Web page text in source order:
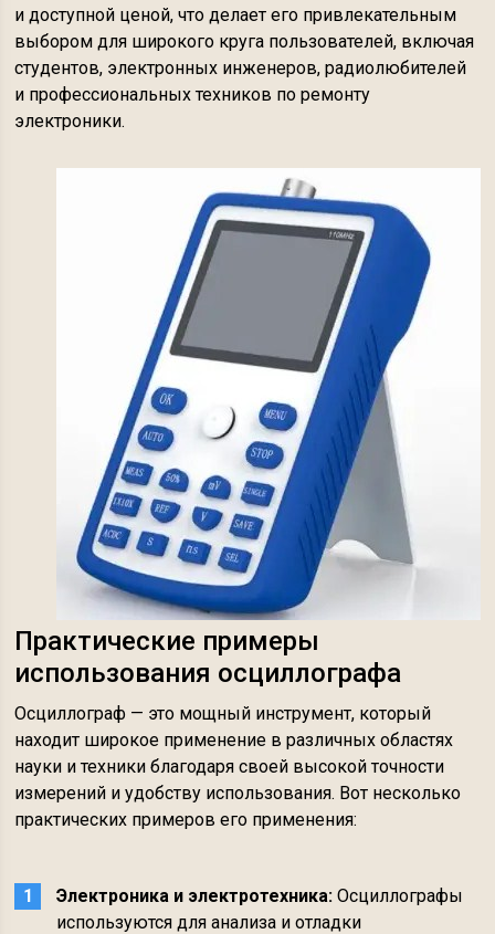
и доступной ценой, что делает его привлекательным
выбором для широкого круга пользователей, включая
студентов, электронных инженеров, радиолюбителей
и профессиональных техников по ремонту
электроники.
Практические примеры
использования осциллографа
Осциллограф — это мощный инструмент, который
находит широкое применение в различных областях
науки и техники благодаря своей высокой точности
измерений и удобству использования. Вот несколько
практических примеров его применения:
Электроника и электротехника: Осциллографы
используются для анализа и отладки